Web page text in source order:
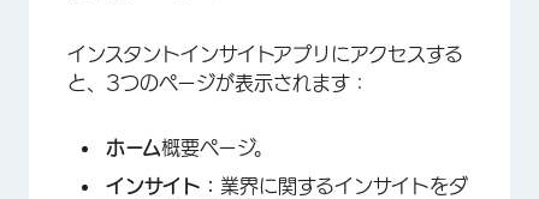
インスタントインサイトアプリにアクセスする
と、3つのページが表示されます：
ホーム概要ページ。
インサイト： 業界に関するインサイトをダ